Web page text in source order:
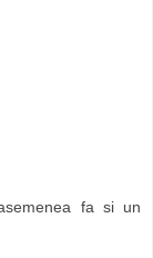
fa si un